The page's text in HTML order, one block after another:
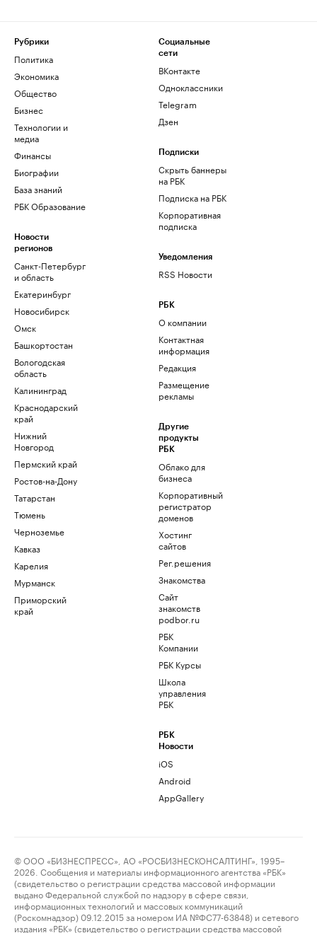
Рубрики
Политика
Экономика
Общество
Бизнес
Технологии и
медиа
Финансы
Биографии
База знаний
РБК Образование
Новости
регионов
Санкт-Петербург
и область
Екатеринбург
Новосибирск
Омск
Башкортостан
Вологодская
область
Калининград
Краснодарский
край
Нижний
Новгород
Пермский край
Ростов-на-Дону
Татарстан
Тюмень
Черноземье
Кавказ
Карелия
Мурманск
Приморский
край
Социальные
сети
ВКонтакте
Одноклассники
Telegram
Дзен
Подписки
Скрыть баннеры
на РБК
Подписка на РБК
Корпоративная
подписка
Уведомления
RSS Новости
РБК
О компании
Контактная
информация
Редакция
Размещение
рекламы
Другие
продукты
РБК
Облако для
бизнеса
Корпоративный
регистратор
доменов
Хостинг
сайтов
Рег.решения
Знакомства
Сайт
знакомств
podbor.ru
РБК
Компании
РБК Курсы
Школа
управления
РБК
РБК
Новости
iOS
Android
AppGallery
© ООО «БИЗНЕСПРЕСС», АО «РОСБИЗНЕСКОНСАЛТИНГ», 1995–
2026. Сообщения и материалы информационного агентства «РБК»
(свидетельство о регистрации средства массовой информации
выдано Федеральной службой по надзору в сфере связи,
информационных технологий и массовых коммуникаций
(Роскомнадзор) 09.12.2015 за номером ИА №ФС77-63848) и сетевого
издания «РБК» (свидетельство о регистрации средства массовой